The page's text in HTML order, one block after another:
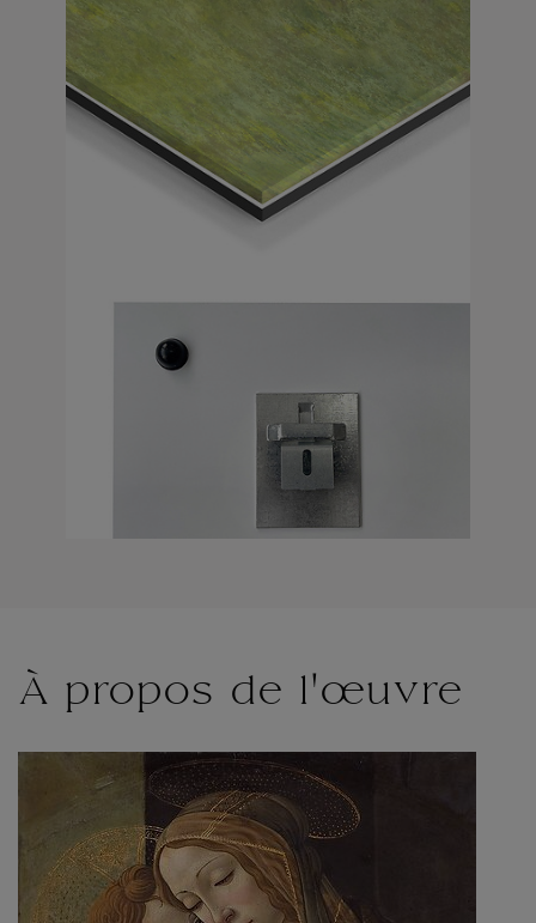
À propos de l'œuvre